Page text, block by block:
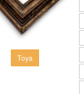
Toya